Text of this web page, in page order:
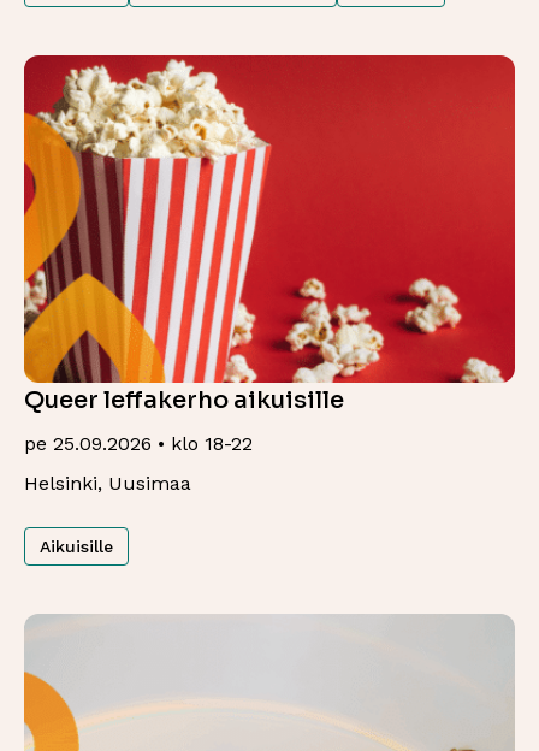
Queer leffakerho aikuisille
pe 25.09.2026 • klo 18-22
Helsinki, Uusimaa
Aikuisille